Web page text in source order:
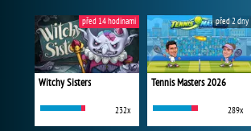
Witchy Sisters
232x
před 14 hodinami
Tennis Masters 2026
289x
před 2 dny